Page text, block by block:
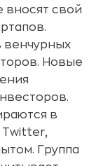
вносят свой
венчурных
Новые
в
Twitter,
Группа